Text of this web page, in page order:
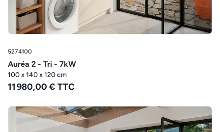
5274100
Auréa 2 - Tri - 7kW
100 x 140 x 120 cm
11 980,00 € TTC